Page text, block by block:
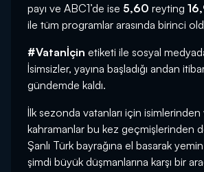
payı ve ABC1’de ise 5,60 reyting
ile tüm programlar arasında birinci
#Vatanİçin etiketi ile sosyal
İsimsizler, yayına başladığı andan
gündemde kaldı.
İlk sezonda vatanları için
kahramanlar bu kez geçmişlerinden
Şanlı Türk bayrağına el basarak
şimdi büyük düşmanlarına karşı bir